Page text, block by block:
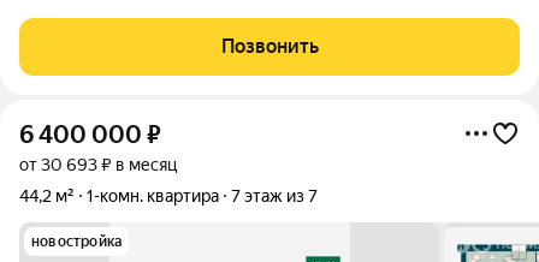
здесь вы получите спокойствие и умиротворение, проживая в
данном комплексе.
Позвонить
6 400 000 ₽
от 30 693 ₽ в месяц
44,2 м²
1-комн. квартира 7 этаж из 7
новостройка